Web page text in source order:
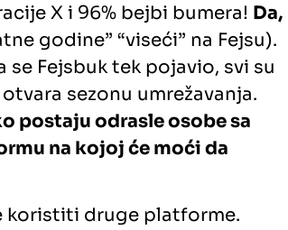
X i 96% bejbi bumera! Da,
godine” “viseći” na Fejsu).
Fejsbuk tek pojavio, svi su
sezonu umrežavanja.
postaju odrasle osobe sa
na kojoj će moći da
koristiti druge platforme.